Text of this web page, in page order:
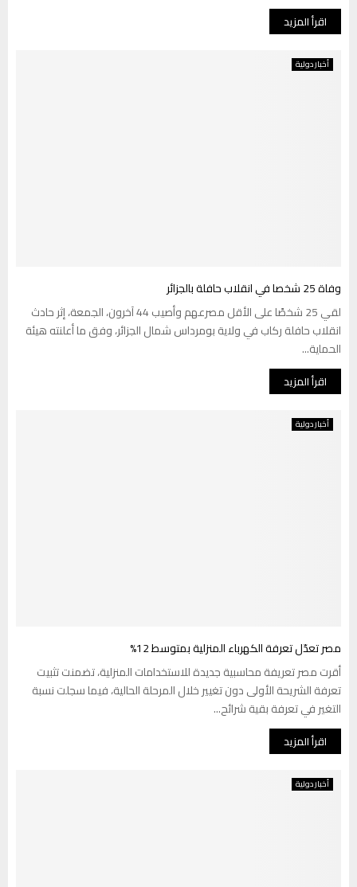
اقرأ المزيد
أخبار دولية
وفاة 25 شخصا في انقلاب حافلة بالجزائر
لقي 25 شخصًا على الأقل مصرعهم وأصيب 44 آخرون، الجمعة، إثر حادث
انقلاب حافلة ركاب في ولاية بومرداس شمال الجزائر، وفق ما أعلنته هيئة
الحماية...
اقرأ المزيد
أخبار دولية
مصر تعدّل تعرفة الكهرباء المنزلية بمتوسط 12%
أقرت مصر تعريفة محاسبية جديدة للاستخدامات المنزلية، تضمنت تثبيت
تعرفة الشريحة الأولى دون تغيير خلال المرحلة الحالية، فيما سجلت نسبة
التغير في تعرفة بقية شرائح...
اقرأ المزيد
أخبار دولية